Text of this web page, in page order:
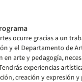
ocurre gracias a un
y el Departamento de
arte y pedagogía,
experiencias
creación y expresión